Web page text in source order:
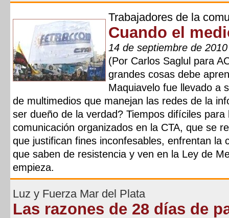
Trabajadores de la
Cuando el
14 de septiembre de 2010
(Por Carlos Saglul para
grandes cosas debe
Maquiavelo fue llevado a
de multimedios que manejan las redes de la
ser dueño de la verdad? Tiempos difíciles
comunicación organizados en la CTA, que se
que justifican fines inconfesables, enfrentan la
que saben de resistencia y ven en la Ley de
empieza.
Luz y Fuerza Mar del Plata
Las razones de 28 días de